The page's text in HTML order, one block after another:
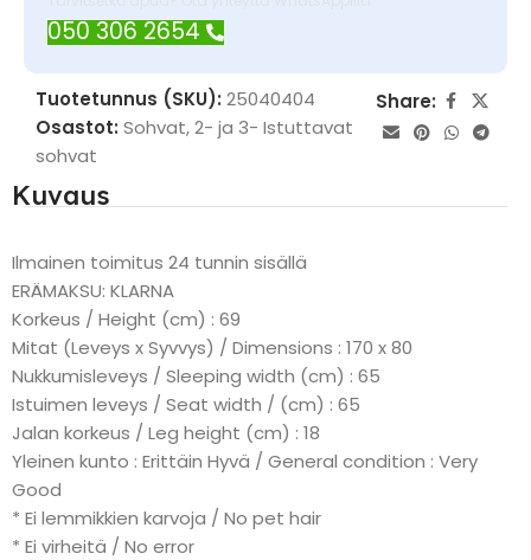
050 306 2654
Tuotetunnus (SKU): 25040404
Osastot: Sohvat,2- ja 3- Istuttavat
sohvat
Share:
Kuvaus
Ilmainen toimitus 24 tunnin sisällä
ERÄMAKSU: KLARNA
Korkeus / Height (cm) : 69
Mitat (Leveys x Syvvys) / Dimensions : 170 x 80
Nukkumisleveys / Sleeping width (cm) : 65
Istuimen leveys / Seat width / (cm) : 65
Jalan korkeus / Leg height (cm) : 18
Yleinen kunto : Erittäin Hyvä / General condition : Very
Good
* Ei lemmikkien karvoja / No pet hair
* Ei virheitä / No error